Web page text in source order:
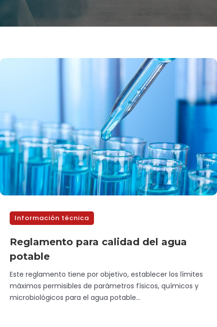
Información técnica
Reglamento para calidad del agua
potable
Este reglamento tiene por objetivo, establecer los límites
máximos permisibles de parámetros físicos, químicos y
microbiológicos para el agua potable...